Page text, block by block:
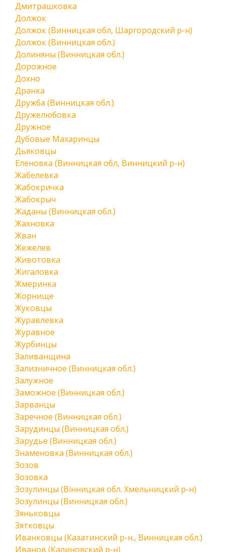
Дмитрашковка
Должок
Должок (Винницкая обл, Шаргородский р-н)
Должок (Винницкая обл.)
Долиняны (Винницкая обл.)
Дорожное
Дохно
Дранка
Дружба (Винницкая обл.)
Дружелюбовка
Дружное
Дубовые Махаринцы
Дьяковцы
Еленовка (Винницкая обл, Винницкий р-н)
Жабелевка
Жабокричка
Жабокрыч
Жаданы (Винницкая обл.)
Жахновка
Жван
Жежелев
Животовка
Жигаловка
Жмеринка
Жорнище
Жуковцы
Журавлевка
Журавное
Журбинцы
Заливанщина
Зализничное (Винницкая обл.)
Залужное
Заможное (Винницкая обл.)
Зарванцы
Заречное (Винницкая обл.)
Зарудинцы (Винницкая обл.)
Зарудье (Винницкая обл.)
Знаменовка (Винницкая обл.)
Зозов
Зозовка
Зозулинцы (Вінницкая обл. Хмельницкий р-н)
Зозулинцы (Винницкая обл.)
Зяньковцы
Зятковцы
Иванковцы (Казатинский р-н., Винницкая обл.)
Иванов (Калиновский р-н)